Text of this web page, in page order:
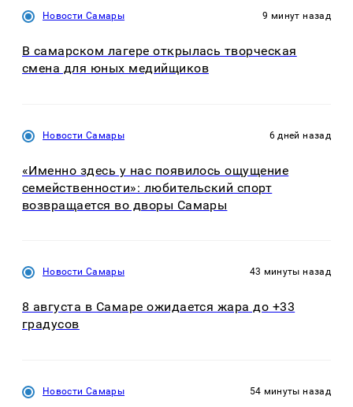
Новости Самары 9 минут назад
В самарском лагере открылась творческая
смена для юных медийщиков
Новости Самары 6 дней назад
«Именно здесь у нас появилось ощущение
семейственности»: любительский спорт
возвращается во дворы Самары
Новости Самары 43 минуты назад
8 августа в Самаре ожидается жара до +33
градусов
Новости Самары 54 минуты назад